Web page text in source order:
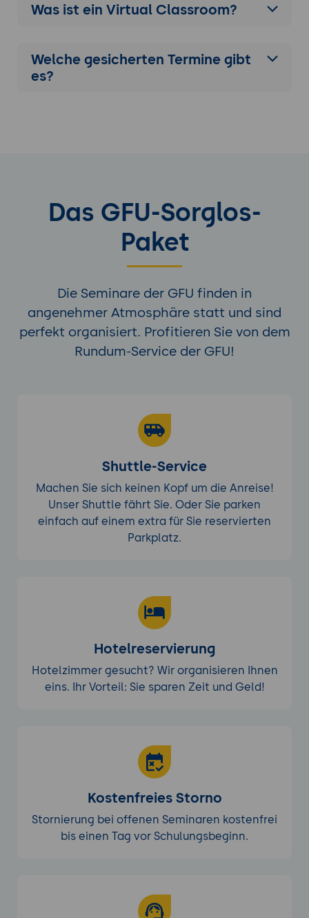
Was ist ein Virtual Classroom?
Welche gesicherten Termine gibt
es?
Das GFU-Sorglos-
Paket
Die Seminare der GFU finden in
angenehmer Atmosphäre statt und sind
perfekt organisiert. Profitieren Sie von dem
Rundum-Service der GFU!
Shuttle-Service
Machen Sie sich keinen Kopf um die Anreise!
Unser Shuttle fährt Sie. Oder Sie parken
einfach auf einem extra für Sie reservierten
Parkplatz.
Hotelreservierung
Hotelzimmer gesucht? Wir organisieren Ihnen
eins. Ihr Vorteil: Sie sparen Zeit und Geld!
Kostenfreies Storno
Stornierung bei offenen Seminaren kostenfrei
bis einen Tag vor Schulungsbeginn.